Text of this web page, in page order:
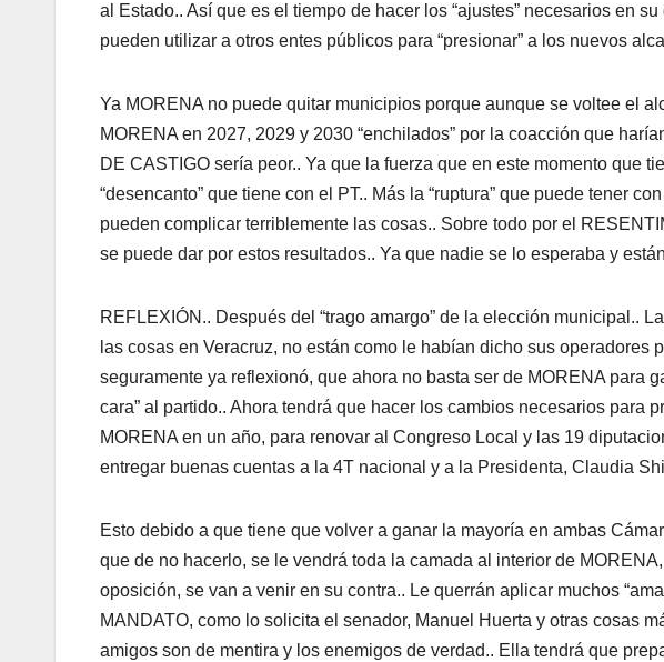
al Estado.. Así que es el tiempo de hacer los “ajustes” necesarios en
pueden utilizar a otros entes públicos para “presionar” a los nuevos
Ya MORENA no puede quitar municipios porque aunque se voltee el
MORENA en 2027, 2029 y 2030 “enchilados” por la coacción que
DE CASTIGO sería peor.. Ya que la fuerza que en este momento que
“desencanto” que tiene con el PT.. Más la “ruptura” que puede tener
pueden complicar terriblemente las cosas.. Sobre todo por el
se puede dar por estos resultados.. Ya que nadie se lo esperaba y
REFLEXIÓN.. Después del “trago amargo” de la elección municipal..
las cosas en Veracruz, no están como le habían dicho sus
seguramente ya reflexionó, que ahora no basta ser de MORENA para
cara” al partido.. Ahora tendrá que hacer los cambios necesarios para
MORENA en un año, para renovar al Congreso Local y las 19
entregar buenas cuentas a la 4T nacional y a la Presidenta, Claudia
Esto debido a que tiene que volver a ganar la mayoría en ambas
que de no hacerlo, se le vendrá toda la camada al interior de
oposición, se van a venir en su contra.. Le querrán aplicar muchos
MANDATO, como lo solicita el senador, Manuel Huerta y otras cosas
amigos son de mentira y los enemigos de verdad.. Ella tendrá que